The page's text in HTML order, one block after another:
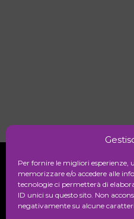
Per fornire le migliori
memorizzare e/o accedere alle
tecnologie ci permetterà di
ID unici su questo sito. Non
negativamente su alcune